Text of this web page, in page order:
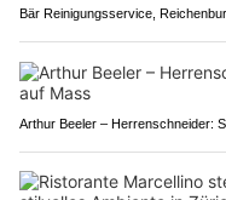
Bär Reinigungsservice,
Arthur Beeler – Herrenschneider: